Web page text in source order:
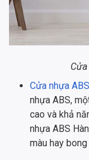
Cửa nhựa
nhựa ABS,
cao và khả
nhựa ABS
màu hay